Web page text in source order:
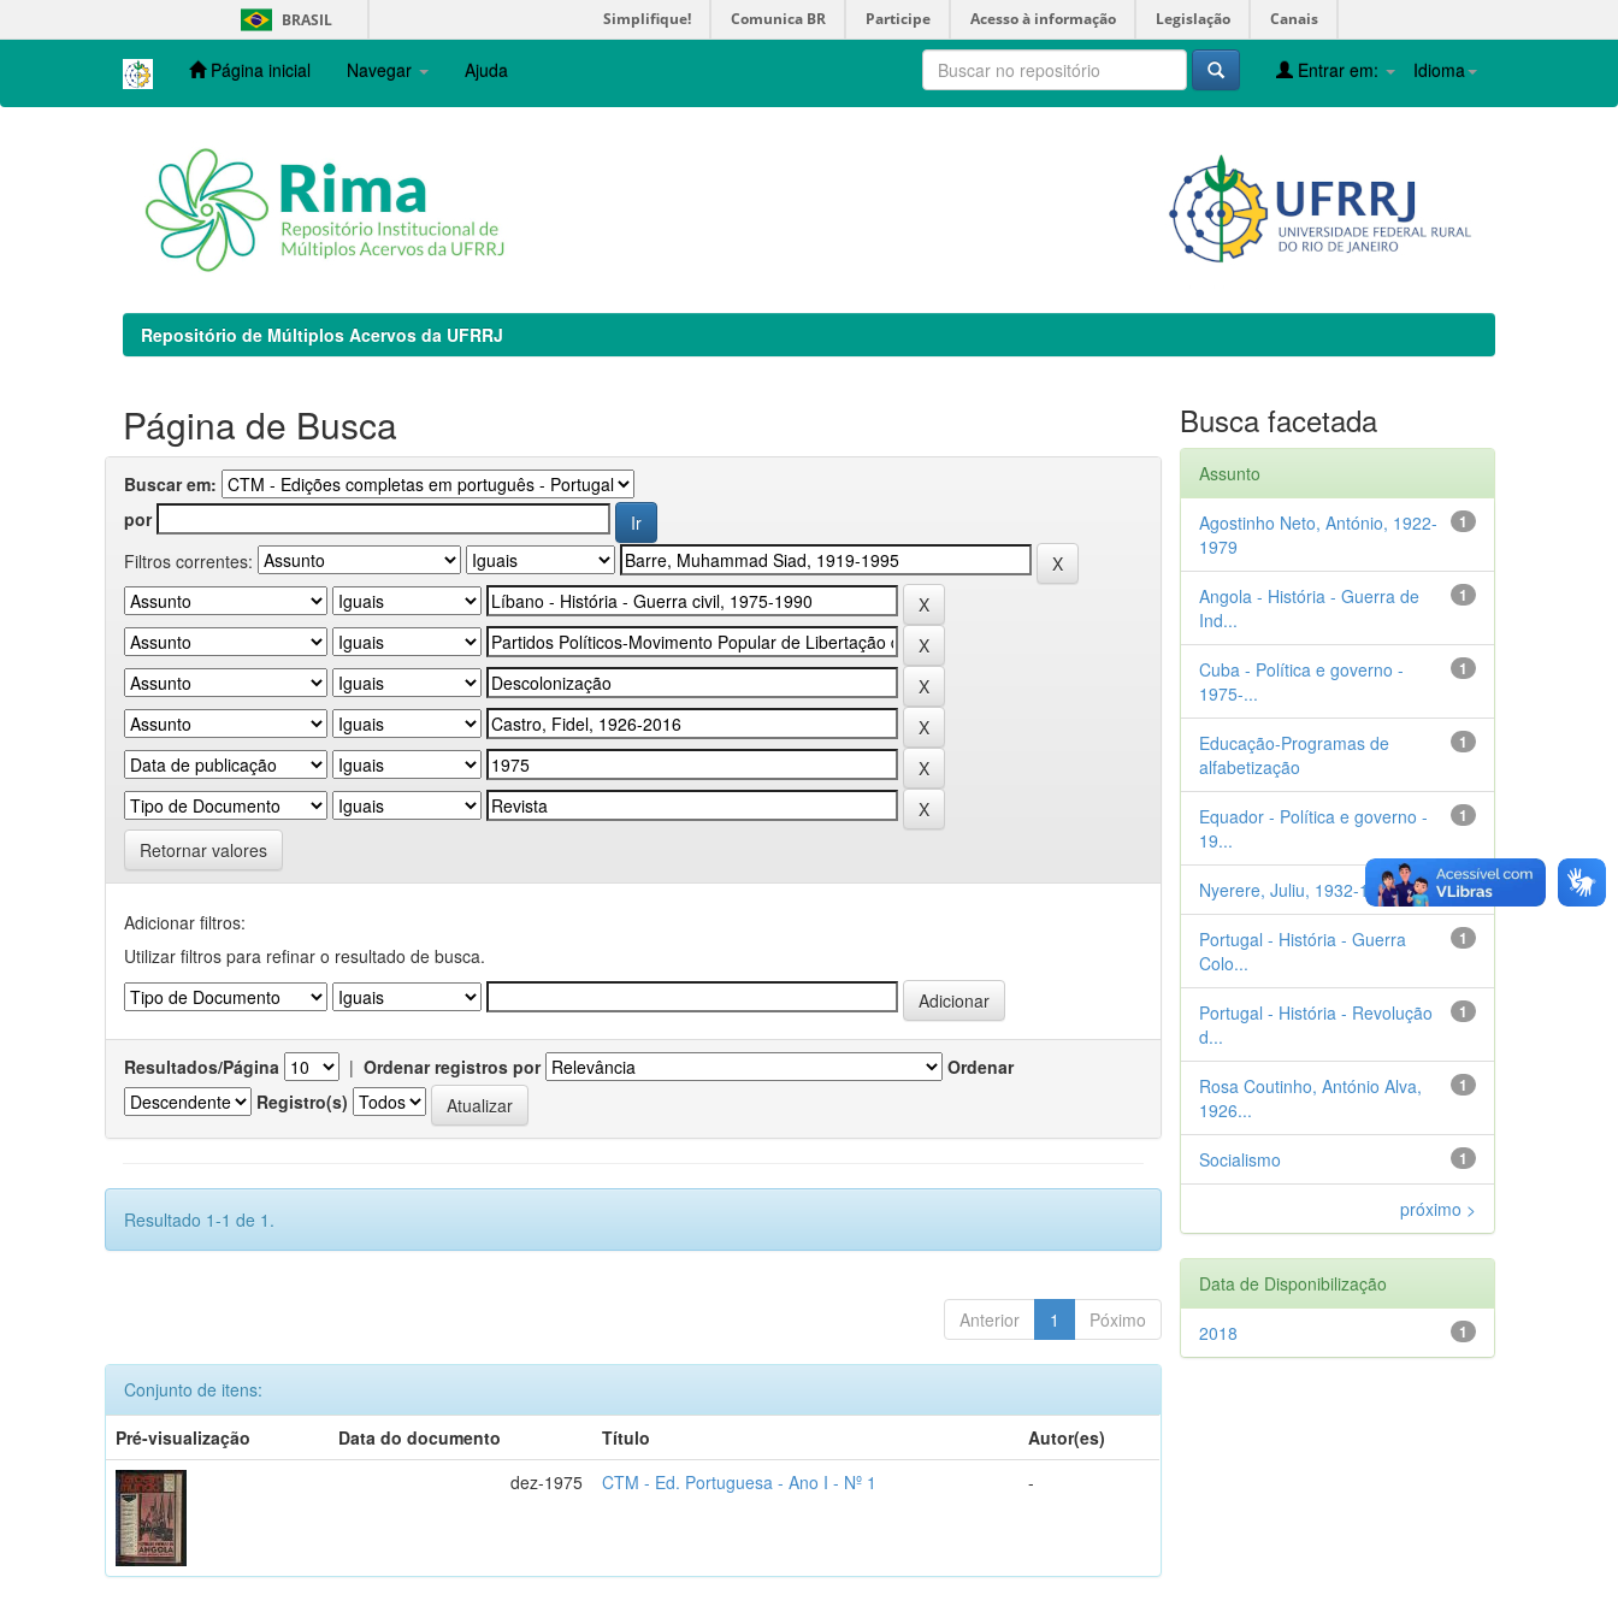
navigation
BRASIL Simplifique! Comunica BR Participe Acesso à informação Legislação Canais
Página inicial Navegar Ajuda Idioma
Entrar em:
Repositório de Múltiplos Acervos da UFRRJ
Página de Busca
Buscar em:
por
Filtros correntes:
Retornar valores
Adicionar filtros:
Utilizar filtros para refinar o resultado de busca.
Resultados/Página | Ordenar registros por
Ordenar
Registro(s)
Resultado 1-1 de 1.
Anterior 1 Póximo
Conjunto de itens:
Pré-visualização
Data do documento Título
Autor(es)
dez-1975
CTM - Ed. Portuguesa - Ano I - Nº 1 -
Busca facetada
Assunto
1
Agostinho Neto, António, 1922-
1979
1
Angola - História - Guerra de
Ind...
1
Cuba - Política e governo -
1975-...
1
Educação-Programas de
alfabetização
1
Equador - Política e governo -
19...
1
Nyerere, Juliu, 1932-1999
1
Portugal - História - Guerra
Colo...
1
Portugal - História - Revolução
d...
1
Rosa Coutinho, António Alva,
1926...
1
Socialismo
próximo >
Data de Disponibilização
1
2018